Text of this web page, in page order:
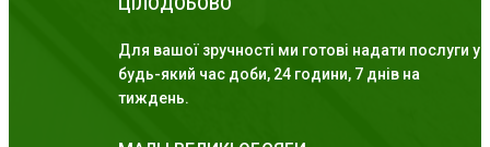
Для вашої зручності ми готові надати послуги у
будь-який час доби, 24 години, 7 днів на
тиждень.